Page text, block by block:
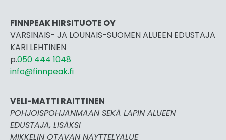
FINNPEAK HIRSITUOTE OY
VARSINAIS- JA LOUNAIS-SUOMEN ALUEEN EDUSTAJA
KARI LEHTINEN
p.050 444 1048
info@finnpeak.fi
VELI-MATTI RAITTINEN
POHJOISPOHJANMAAN SEKÄ LAPIN ALUEEN
EDUSTAJA, LISÄKSI
MIKKELIN OTAVAN NÄYTTELYALUE